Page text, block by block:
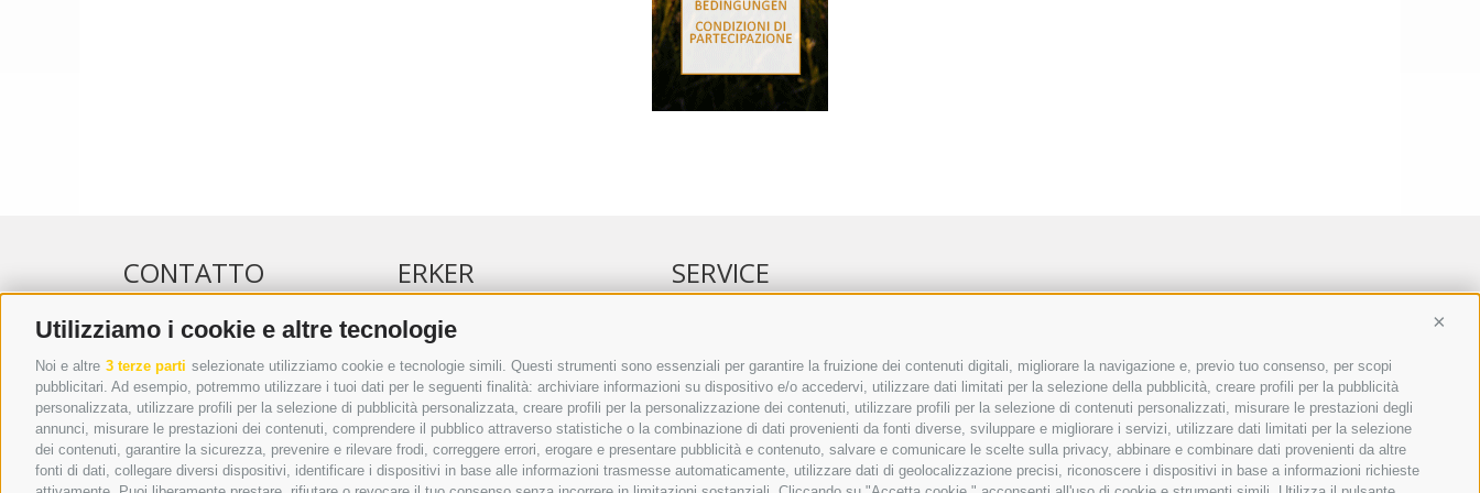
Utilizziamo i cookie e altre tecnologie
Noi e altre 3 terze parti selezionate utilizziamo cookie e tecnologie simili. Questi strumenti sono essenziali per garantire la fruizione dei contenuti digitali, migliorare la navigazione e, previo tuo consenso, per scopi
pubblicitari. Ad esempio, potremmo utilizzare i tuoi dati per le seguenti finalità: archiviare informazioni su dispositivo e/o accedervi, utilizzare dati limitati per la selezione della pubblicità, creare profili per la pubblicità
personalizzata, utilizzare profili per la selezione di pubblicità personalizzata, creare profili per la personalizzazione dei contenuti, utilizzare profili per la selezione di contenuti personalizzati, misurare le prestazioni degli
annunci, misurare le prestazioni dei contenuti, comprendere il pubblico attraverso statistiche o la combinazione di dati provenienti da fonti diverse, sviluppare e migliorare i servizi, utilizzare dati limitati per la selezione
dei contenuti, garantire la sicurezza, prevenire e rilevare frodi, correggere errori, erogare e presentare pubblicità e contenuto, salvare e comunicare le scelte sulla privacy, abbinare e combinare dati provenienti da altre
fonti di dati, collegare diversi dispositivi, identificare i dispositivi in base alle informazioni trasmesse automaticamente, utilizzare dati di geolocalizzazione precisi, riconoscere i dispositivi in base a informazioni richieste
CONTATTO
WIPP-MEDIA GMBH
DER ERKER
CITTÀ NUOVA 20A
I-39049 VIPITENO
TEL.: +39 0472 766876
ERKER
PUBBLICITÀ NELL’ERKER
PUBBLICITÀ ONLINE
ADDEBITO DIRETTO SEPA
REGOLAMENTO COMMENTI
ONLINE VOTING
SERVICE
ANNUNCI
LINK UTILI
METEO
WEBCAM
VIDEO
NECROLOGI